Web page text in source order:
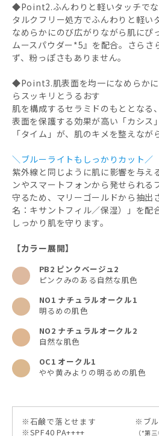
◆Point2.ふんわりと軽いタッチでな
タルクフリー処方でふんわりと軽い
なめらかにのび広がりながら肌にぴ
ムースパウダー*5』を配合。さらさ
ず、粉っぽさもありません。
◆Point3.肌表面を均一になめらか
らスッキリとうるおす
肌を構成するセラミドのもととなる
表面を保護する効果が高い「カシス
「タイム」が、肌のキメを整えなが
＼ブルーライトもしっかりカット／
紫外線と同じように肌に影響を与え
ンやスマートフォンから発せられる
守るため、マリーゴールドから抽出
名：キサントフィル／保湿）」を配
しっかり肌を守ります。
【カラー展開】
PB2 ピンクベージュ2
ピンクみのある自然な肌色
NO1 ナチュラルオークル1
明るめの肌色
NO2 ナチュラルオークル2
自然な肌色
OC1 オークル1
やや黄みよりの明るめの肌色
※石鹸で落とせます ※ブ
※SPF40 PA++++ （*第